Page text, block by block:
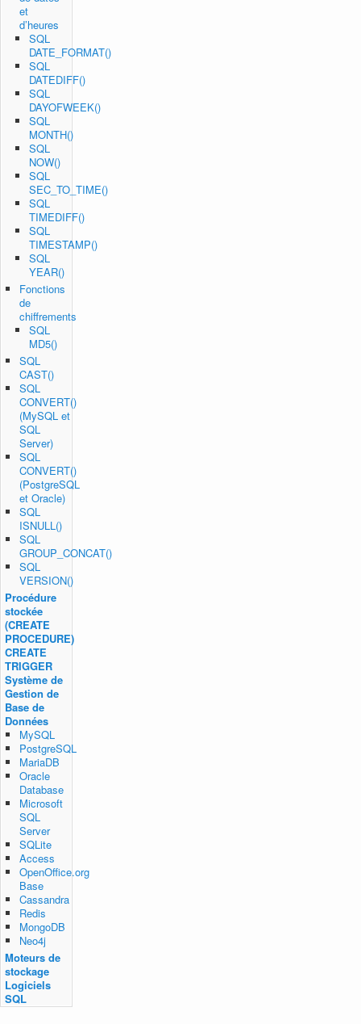
et
d’heures
SQL
DATE_FORMAT()
SQL
DATEDIFF()
SQL
DAYOFWEEK()
SQL
MONTH()
SQL
NOW()
SQL
SEC_TO_TIME()
SQL
TIMEDIFF()
SQL
TIMESTAMP()
SQL
YEAR()
Fonctions
de
chiffrements
SQL
MD5()
SQL
CAST()
SQL
CONVERT()
(MySQL et
SQL
Server)
SQL
CONVERT()
(PostgreSQL
et Oracle)
SQL
ISNULL()
SQL
GROUP_CONCAT()
SQL
VERSION()
Procédure
stockée
(CREATE
PROCEDURE)
CREATE
TRIGGER
Système de
Gestion de
Base de
Données
MySQL
PostgreSQL
MariaDB
Oracle
Database
Microsoft
SQL
Server
SQLite
Access
OpenOffice.org
Base
Cassandra
Redis
MongoDB
Neo4j
Moteurs de
stockage
Logiciels
SQL